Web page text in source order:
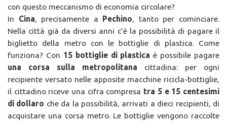
con questo meccanismo di economia circolare?
In Cina, precisamente a Pechino, tanto per cominciare.
Nella città già da diversi anni c’è la possibilità di pagare il
biglietto della metro con le bottiglie di plastica. Come
funziona? Con 15 bottiglie di plastica è possibile pagare
una corsa sulla metropolitana cittadina: per ogni
recipiente versato nelle apposite macchine ricicla-bottiglie,
il cittadino riceve una cifra compresa tra 5 e 15 centesimi
di dollaro che da la possibilità, arrivati a dieci recipienti, di
acquistare una corsa metro. Le bottiglie vengono raccolte